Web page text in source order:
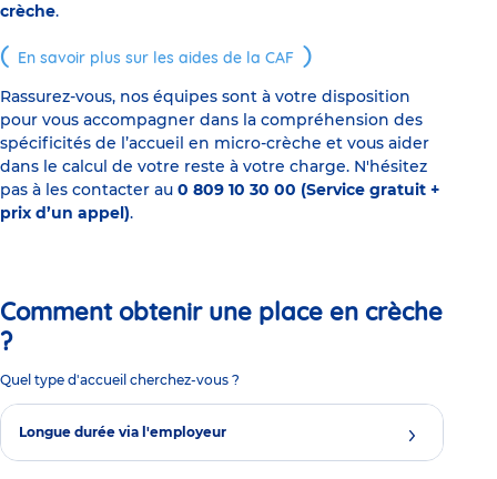
crèche.
En savoir plus sur les aides de la CAF
Rassurez-vous, nos équipes sont à votre disposition
pour vous accompagner dans la compréhension des
spécificités de l’accueil en micro-crèche et vous aider
dans le calcul de votre reste à votre charge. N'hésitez
pas à les contacter au 0 809 10 30 00 (Service gratuit +
prix d’un appel).
Comment obtenir une place en crèche
?
Quel type d'accueil cherchez-vous ?
Longue durée via l'employeur